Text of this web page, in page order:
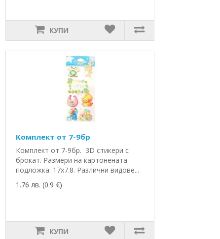
КУПИ
Комплект от 7-9бр
Комплект от 7-9бр. 3D стикери с
брокат. Размери на картонената
подложка: 17х7.8. Различни видове...
1.76 лв. (0.9 €)
КУПИ